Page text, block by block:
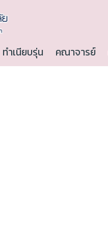
ทำเนียบรุ่น คณาจารย์